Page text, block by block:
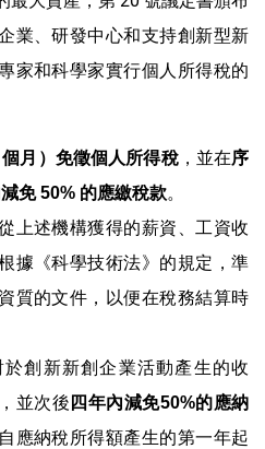
業、研發中心和支持創新型新
家和科學家實行個人所得稅的
個月）免徵個人所得稅，並在序
免50% 的應繳稅款。
上述機構獲得的薪資、工資收
據《科學技術法》的規定，準
質的文件，以便在稅務結算時
於創新新創企業活動產生的收
並次後 四年內減免50%的應納
應納稅所得額產生的第一年起